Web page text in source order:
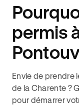
permis
Envie de prendre
de la Charente ?
pour démarrer